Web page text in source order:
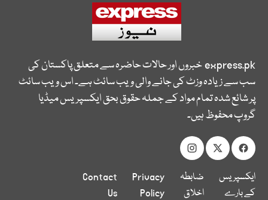
express.pkخبروں اور حالات حاضرہ سے متعلق پاکستان کی
سب سے زیادہ وزٹ کی جانے والی ویب سائٹ ہے۔ اس ویب سائٹ
پر شائع شدہ تمام مواد کے جملہ حقوق بحق ایکسپریس میڈیا
گروپ محفوظ ہیں۔
ایکسپریس
کے بارے
ضابطہ
اخلاق
Privacy
Policy
Contact
Us